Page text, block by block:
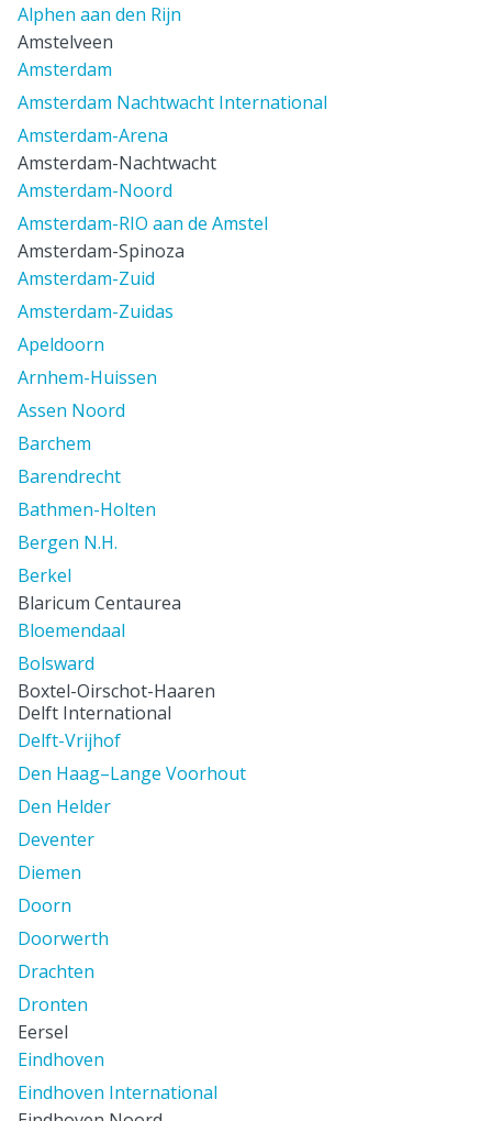
Alphen aan den Rijn
Amstelveen
Amsterdam
Amsterdam Nachtwacht International
Amsterdam-Arena
Amsterdam-Nachtwacht
Amsterdam-Noord
Amsterdam-RIO aan de Amstel
Amsterdam-Spinoza
Amsterdam-Zuid
Amsterdam-Zuidas
Apeldoorn
Arnhem-Huissen
Assen Noord
Barchem
Barendrecht
Bathmen-Holten
Bergen N.H.
Berkel
Blaricum Centaurea
Bloemendaal
Bolsward
Boxtel-Oirschot-Haaren
Delft International
Delft-Vrijhof
Den Haag–Lange Voorhout
Den Helder
Deventer
Diemen
Doorn
Doorwerth
Drachten
Dronten
Eersel
Eindhoven
Eindhoven International